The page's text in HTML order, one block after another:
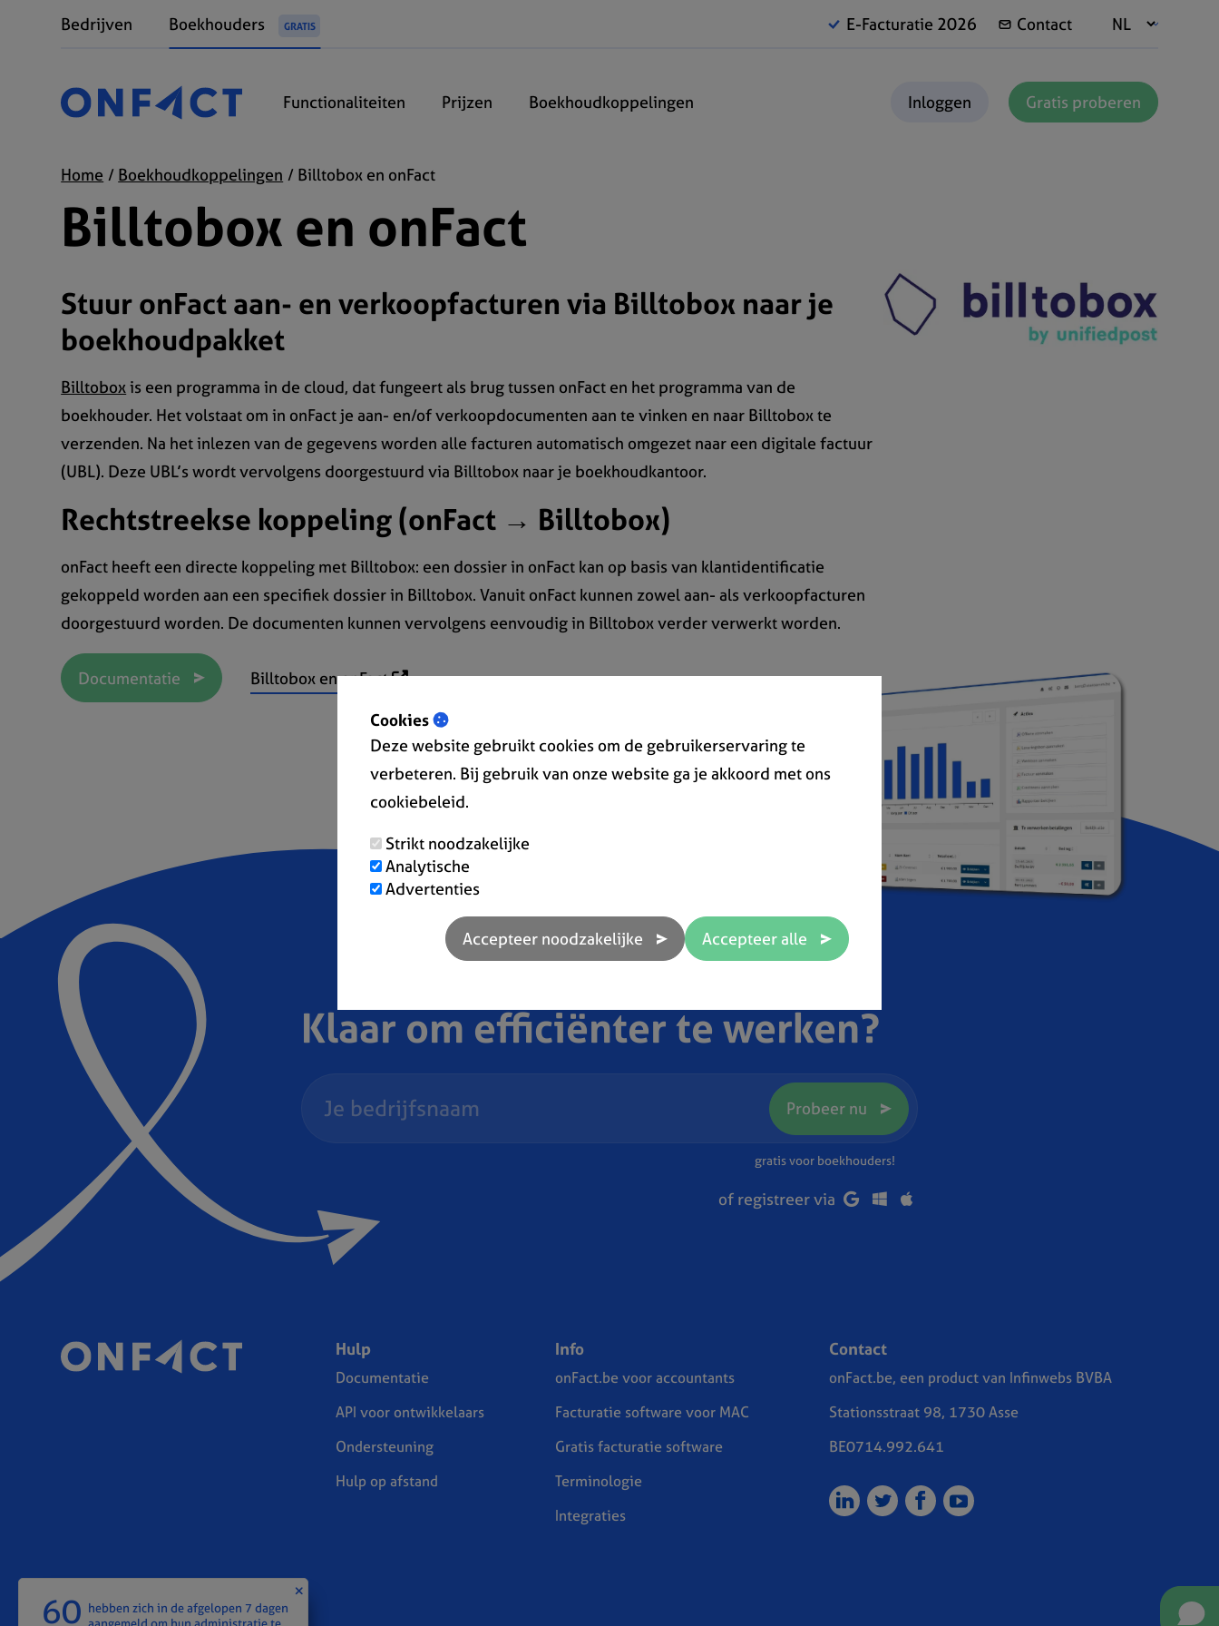
Bedrijven Boekhouders GRATIS E-Facturatie 2026 Contact
Functionaliteiten Prijzen Boekhoudkoppelingen Inloggen Gratis proberen
Home Boekhoudkoppelingen Billtobox en onFact
Billtobox en onFact
Stuur onFact aan- en verkoopfacturen via Billtobox naar je
boekhoudpakket
Billtoboxis een programma in de cloud, dat fungeert als brug tussen onFact en het programma van de
boekhouder. Het volstaat om in onFact je aan- en/of verkoopdocumenten aan te vinken en naar Billtobox te
verzenden. Na het inlezen van de gegevens worden alle facturen automatisch omgezet naar een digitale factuur
(UBL). Deze UBL’s wordt vervolgens doorgestuurd via Billtobox naar je boekhoudkantoor.
Rechtstreekse koppeling (onFact → Billtobox)
onFact heeft een directe koppeling met Billtobox: een dossier in onFact kan op basis van klantidentificatie
gekoppeld worden aan een specifiek dossier in Billtobox. Vanuit onFact kunnen zowel aan- als verkoopfacturen
doorgestuurd worden. De documenten kunnen vervolgens eenvoudig in Billtobox verder verwerkt worden.
Documentatie Billtobox en onFact
Klaar om efficiënter te werken?
Probeer nu
gratis voor boekhouders!
of registreer via
Hulp
Documentatie
API voor ontwikkelaars
Ondersteuning
Hulp op afstand
Info
onFact.be voor accountants
Facturatie software voor MAC
Gratis facturatie software
Terminologie
Integraties
Contact
onFact.be, een product van Infinwebs BVBA
Stationsstraat 98, 1730 Asse
BE0714.992.641
Cookies
Deze website gebruikt cookies om de gebruikerservaring te
verbeteren. Bij gebruik van onze website ga je akkoord met ons
cookiebeleid.
Strikt noodzakelijke
Analytische
Advertenties
60 hebben zich in de afgelopen 7 dagen
aangemeld om hun administratie te